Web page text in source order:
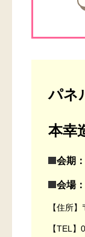
パネ
本幸
会期：
会場：
【住所
【TEL